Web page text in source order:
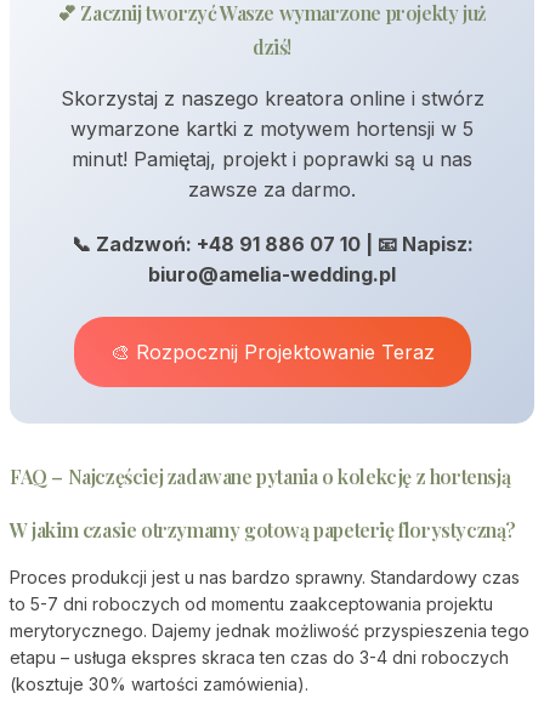
💕 Zacznij tworzyć Wasze wymarzone projekty już
dziś!
Skorzystaj z naszego kreatora online i stwórz
wymarzone kartki z motywem hortensji w 5
minut! Pamiętaj, projekt i poprawki są u nas
zawsze za darmo.
📞 Zadzwoń: +48 91 886 07 10 | 📧 Napisz:
biuro@amelia-wedding.pl
🎨 Rozpocznij Projektowanie Teraz
FAQ – Najczęściej zadawane pytania o kolekcję z hortensją
W jakim czasie otrzymamy gotową papeterię florystyczną?
Proces produkcji jest u nas bardzo sprawny. Standardowy czas
to 5-7 dni roboczych od momentu zaakceptowania projektu
merytorycznego. Dajemy jednak możliwość przyspieszenia tego
etapu – usługa ekspres skraca ten czas do 3-4 dni roboczych
(kosztuje 30% wartości zamówienia).